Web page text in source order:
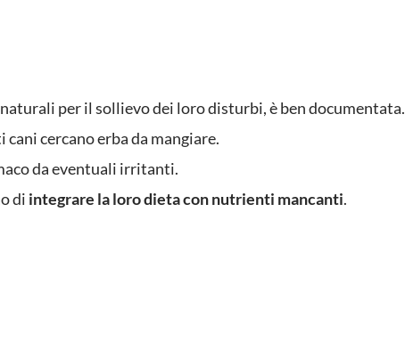
per il sollievo dei loro disturbi, è ben documentata.
cercano erba da mangiare.
da eventuali irritanti.
di integrare la loro dieta con nutrienti mancanti.